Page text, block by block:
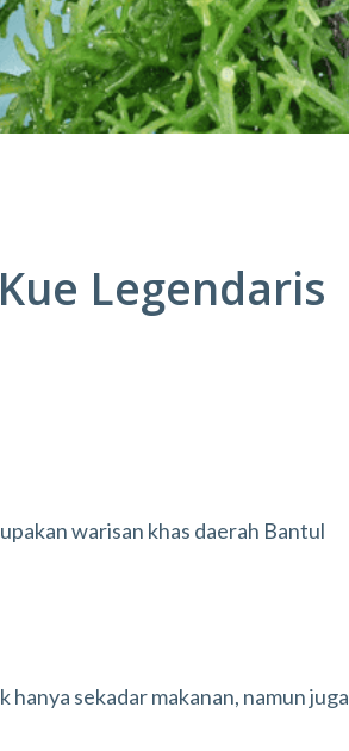
Legendaris
warisan khas daerah Bantul
sekadar makanan, namun juga